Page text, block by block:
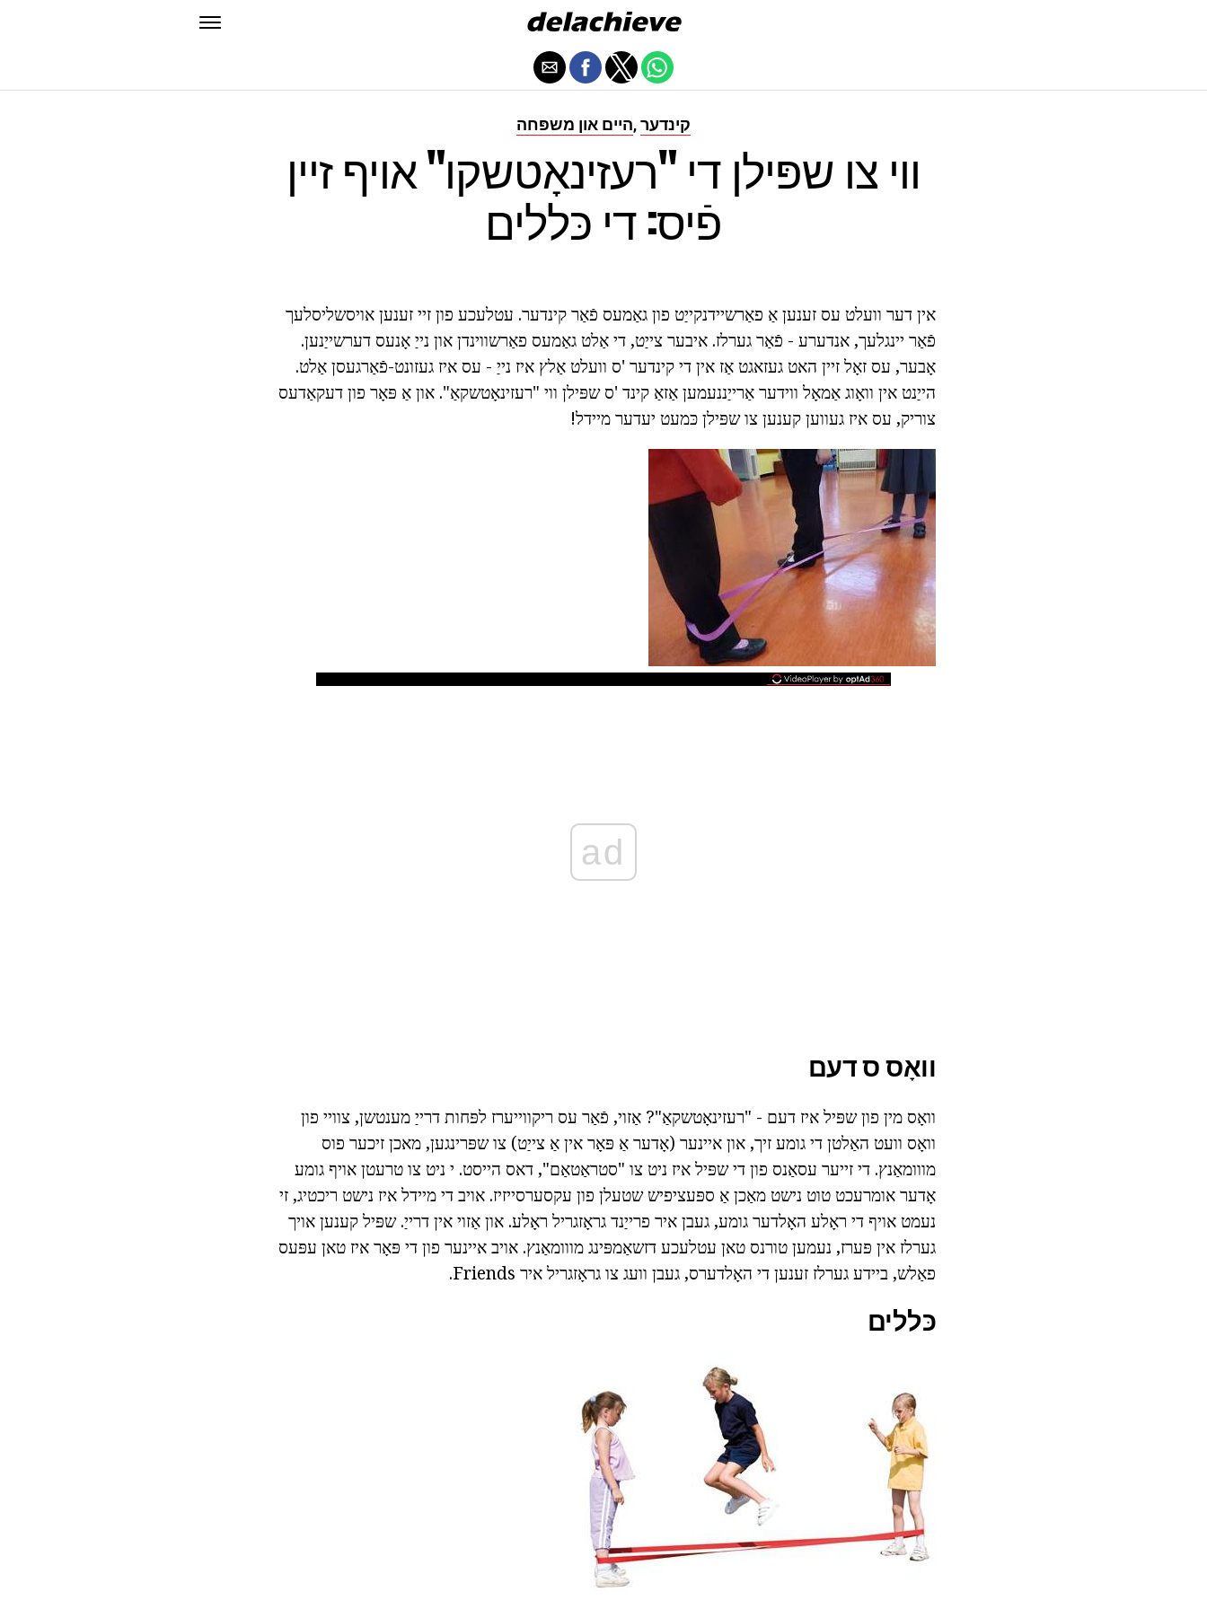
היים און משפּחה, קינדער
ווי צו שפּילן די "רעזינאָטשקו" אויף זיין
פֿיס: די כּללים
אין דער וועלט עס זענען אַ פאַרשיידנקייַט פון גאַמעס פֿאַר קינדער. עטלעכע פון זיי זענען אויסשליסלעך
פֿאַר יינגלעך, אנדערע - פֿאַר גערלז. איבער צייַט, די אַלט גאַמעס פאַרשווינדן און נייַ אָנעס דערשייַנען.
אָבער, עס זאָל זיין האט געזאגט אַז אין די קינדער 'ס וועלט אַלץ איז נייַ - עס איז געזונט-פֿאַרגעסן אַלט.
הייַנט אין וואָוג אַמאָל ווידער אַרייַננעמען אַזאַ קינד 'ס שפּילן ווי "רעזינאָטשקאַ". און אַ פּאָר פון דעקאַדעס
צוריק, עס איז געווען קענען צו שפּילן כּמעט יעדער מיידל!
ad
וואָס ס דעם
וואָס מין פון שפּיל איז דעם - "רעזינאָטשקאַ"? אַזוי, פֿאַר עס ריקווייערז לפּחות דרייַ מענטשן, צוויי פון
וואָס וועט האַלטן די גומע זיך, און איינער (אָדער אַ פּאָר אין אַ צייַט) צו שפּרינגען, מאכן זיכער פוס
מווומאַנץ. די זייער עסאַנס פון די שפּיל איז ניט צו "סטראַטאַם", דאס הייסט. י ניט צו טרעטן אויף גומע
אָדער אומרעכט טוט נישט מאַכן אַ ספּעציפיש שטעלן פון עקסערסייזיז. אויב די מיידל איז נישט ריכטיג, זי
נעמט אויף די ראָלע האָלדער גומע, געבן איר פרייַנד גראָזגריל ראָלע. און אַזוי אין דרייַ. שפּיל קענען אויך
גערלז אין פּערז, נעמען טורנס טאן עטלעכע דזשאַמפּינג מווומאַנץ. אויב איינער פון די פּאָר איז טאן עפּעס
פאַלש, ביידע גערלז זענען די האָלדערס, געבן וועג צו גראָזגריל איר Friends.
כּללים